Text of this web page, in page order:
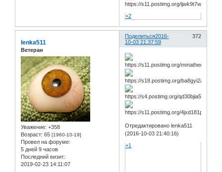
+2
Поделиться 372
2016-
10-03 21:37:59
lenka511
Ветеран
Уважение: +358
Возраст: 65 [1960-10-19]
Провел на форуме:
5 дней 9 часов
Последний визит:
2019-02-23 14:11:07
Отредактировано lenka511
(2016-10-03 21:40:16)
+1